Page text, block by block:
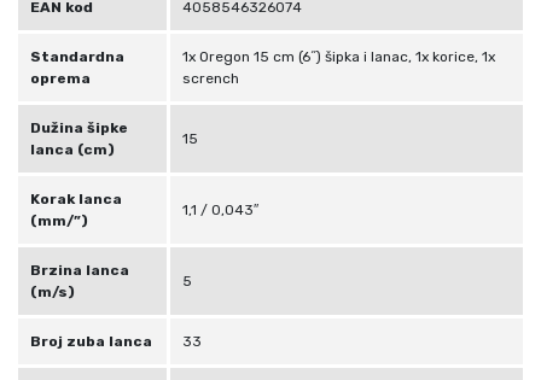
5
3
2
EAN kod 4058546326074
Standardna
oprema
1x Oregon 15 cm (6˝) šipka i lanac, 1x korice, 1x
scrench
Dužina šipke
lanca (cm)
15
Korak lanca
(mm/”)
1,1 / 0,043″
Brzina lanca
(m/s)
5
Broj zuba lanca 33